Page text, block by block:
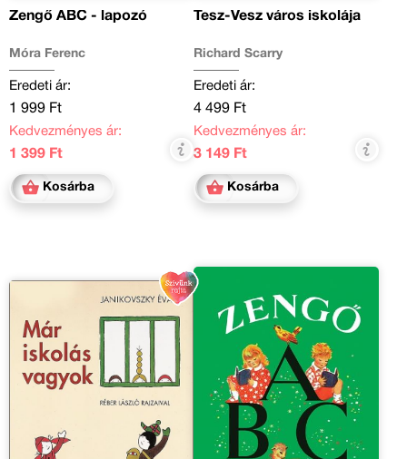
Zengő ABC - lapozó
Móra Ferenc
Eredeti ár:
1 999 Ft
Kedvezményes ár:
1 399 Ft
Kosárba
Tesz-Vesz város iskolája
Richard Scarry
Eredeti ár:
4 499 Ft
Kedvezményes ár:
3 149 Ft
Kosárba